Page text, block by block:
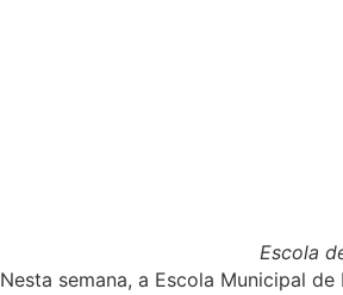
Escola
Nesta semana, a Escola Municipal